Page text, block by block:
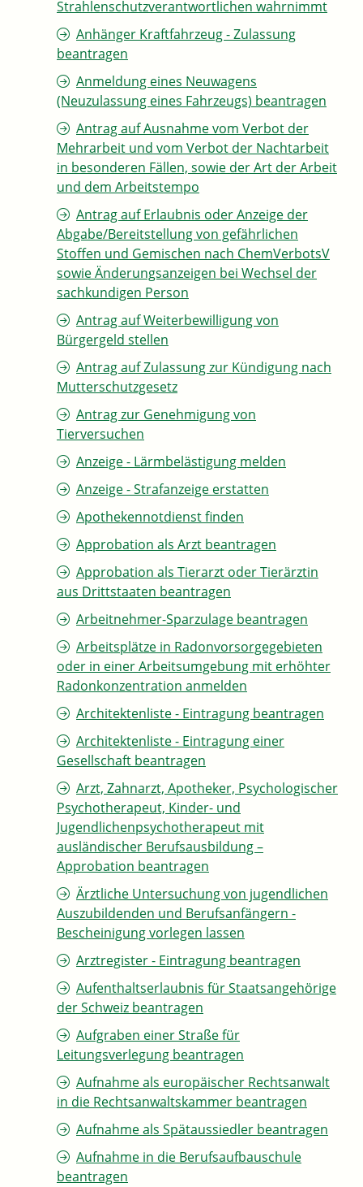
Strahlenschutzverantwortlichen wahrnimmt
Anhänger Kraftfahrzeug - Zulassung
beantragen
Anmeldung eines Neuwagens
(Neuzulassung eines Fahrzeugs) beantragen
Antrag auf Ausnahme vom Verbot der
Mehrarbeit und vom Verbot der Nachtarbeit
in besonderen Fällen, sowie der Art der Arbeit
und dem Arbeitstempo
Antrag auf Erlaubnis oder Anzeige der
Abgabe/Bereitstellung von gefährlichen
Stoffen und Gemischen nach ChemVerbotsV
sowie Änderungsanzeigen bei Wechsel der
sachkundigen Person
Antrag auf Weiterbewilligung von
Bürgergeld stellen
Antrag auf Zulassung zur Kündigung nach
Mutterschutzgesetz
Antrag zur Genehmigung von
Tierversuchen
Anzeige - Lärmbelästigung melden
Anzeige - Strafanzeige erstatten
Apothekennotdienst finden
Approbation als Arzt beantragen
Approbation als Tierarzt oder Tierärztin
aus Drittstaaten beantragen
Arbeitnehmer-Sparzulage beantragen
Arbeitsplätze in Radonvorsorgegebieten
oder in einer Arbeitsumgebung mit erhöhter
Radonkonzentration anmelden
Architektenliste - Eintragung beantragen
Architektenliste - Eintragung einer
Gesellschaft beantragen
Arzt, Zahnarzt, Apotheker, Psychologischer
Psychotherapeut, Kinder- und
Jugendlichenpsychotherapeut mit
ausländischer Berufsausbildung –
Approbation beantragen
Ärztliche Untersuchung von jugendlichen
Auszubildenden und Berufsanfängern -
Bescheinigung vorlegen lassen
Arztregister - Eintragung beantragen
Aufenthaltserlaubnis für Staatsangehörige
der Schweiz beantragen
Aufgraben einer Straße für
Leitungsverlegung beantragen
Aufnahme als europäischer Rechtsanwalt
in die Rechtsanwaltskammer beantragen
Aufnahme als Spätaussiedler beantragen
Aufnahme in die Berufsaufbauschule
beantragen